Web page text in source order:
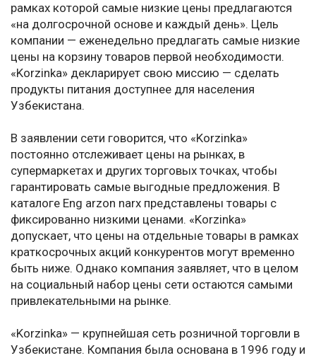
рамках которой самые низкие цены предлагаются
«на долгосрочной основе и каждый день». Цель
компании — еженедельно предлагать самые низкие
цены на корзину товаров первой необходимости.
«Korzinka» декларирует свою миссию — сделать
продукты питания доступнее для населения
Узбекистана.
В заявлении сети говорится, что «Korzinka»
постоянно отслеживает цены на рынках, в
супермаркетах и других торговых точках, чтобы
гарантировать самые выгодные предложения. В
каталоге Eng arzon narx представлены товары с
фиксированно низкими ценами. «Korzinka»
допускает, что цены на отдельные товары в рамках
краткосрочных акций конкурентов могут временно
быть ниже. Однако компания заявляет, что в целом
на социальный набор цены сети остаются самыми
привлекательными на рынке.
«Korzinka» — крупнейшая сеть розничной торговли в
Узбекистане. Компания была основана в 1996 году и